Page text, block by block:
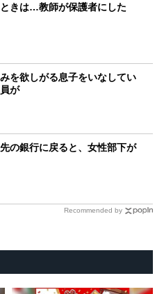
きは…教師が保護者にした
を欲しがる息子をいなしてい
が
の銀行に戻ると、女性部下が
Recommended by